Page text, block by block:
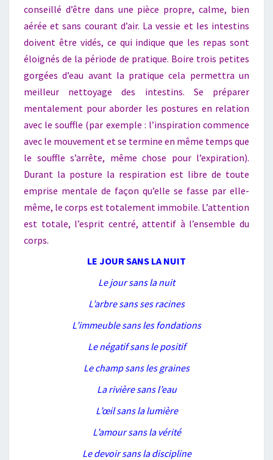
conseillé d’être dans une pièce propre, calme, bien
aérée et sans courant d’air. La vessie et les intestins
doivent être vidés, ce qui indique que les repas sont
éloignés de la période de pratique. Boire trois petites
gorgées d’eau avant la pratique cela permettra un
meilleur nettoyage des intestins. Se préparer
mentalement pour aborder les postures en relation
avec le souffle (par exemple : l’inspiration commence
avec le mouvement et se termine en même temps que
le souffle s’arrête, même chose pour l’expiration).
Durant la posture la respiration est libre de toute
emprise mentale de façon qu’elle se fasse par elle-
même, le corps est totalement immobile. L’attention
est totale, l’esprit centré, attentif à l’ensemble du
corps.
LE JOUR SANS LA NUIT
Le jour sans la nuit
L’arbre sans ses racines
L’immeuble sans les fondations
Le négatif sans le positif
Le champ sans les graines
La rivière sans l’eau
L’œil sans la lumière
L’amour sans la vérité
Le devoir sans la discipline